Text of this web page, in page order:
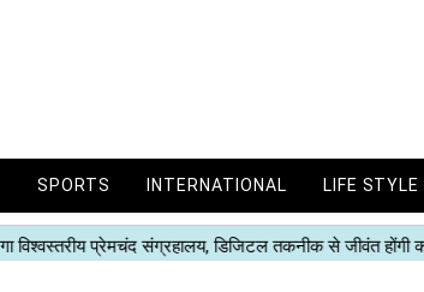
SPORTS INTERNATIONAL LIFE STYLE